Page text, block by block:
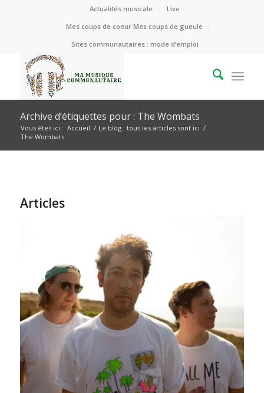
Actualités musicale
Live
Mes coups de coeur Mes coups de gueule
Sites communautaires : mode d’emploi
Archive d’étiquettes pour : The Wombats
Vous êtes ici : Accueil / Le blog : tous les articles sont ici /
The Wombats
Articles